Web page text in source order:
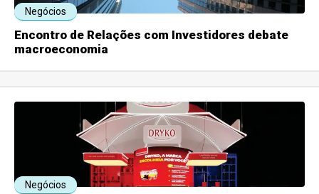
Negócios
Encontro de Relações com Investidores debate
macroeconomia
Negócios